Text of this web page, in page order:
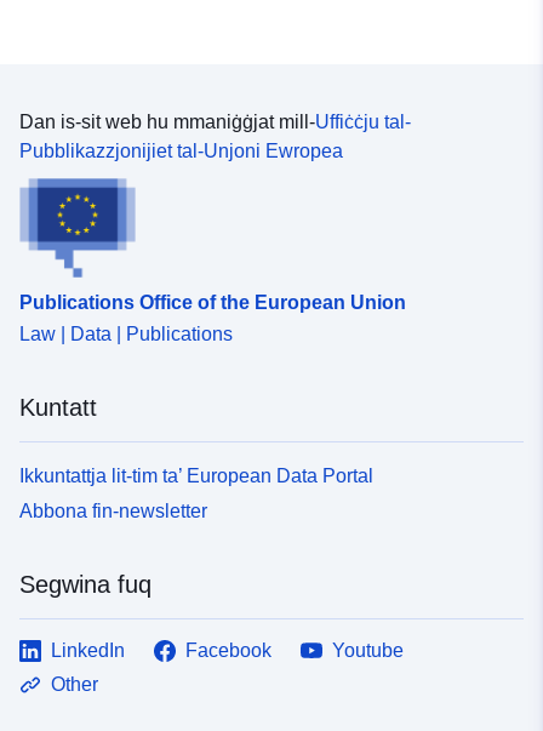
Dan is-sit web hu mmaniġġjat mill-Uffiċċju tal-
Pubblikazzjonijiet tal-Unjoni Ewropea
Publications Office of the European Union
Law | Data | Publications
Kuntatt
Ikkuntattja lit-tim ta’ European Data Portal
Abbona fin-newsletter
Segwina fuq
LinkedIn Facebook
Youtube
Other